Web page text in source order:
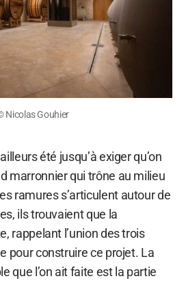
Nicolas Gouhier
été jusqu’à exiger qu’on
marronnier qui trône au milieu
ramures s’articulent autour de
ils trouvaient que la
rappelant l’union des trois
pour construire ce projet. La
que l’on ait faite est la partie